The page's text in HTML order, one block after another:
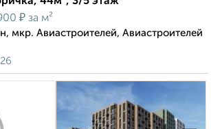
₽ за м²
мкр. Авиастроителей, Авиастроителей